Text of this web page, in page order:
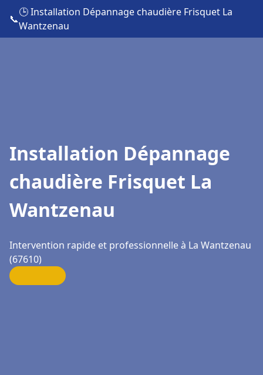
📞
🕒 Installation Dépannage chaudière Frisquet La
Wantzenau
Installation Dépannage
chaudière Frisquet La
Wantzenau
Intervention rapide et professionnelle à La Wantzenau
(67610)